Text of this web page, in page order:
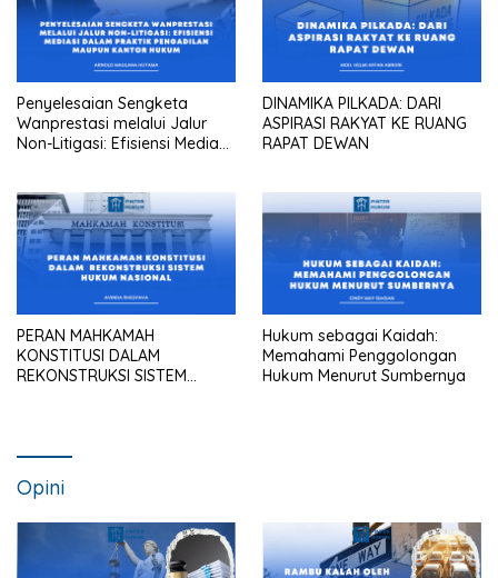
Penyelesaian Sengketa
Wanprestasi melalui Jalur
Non-Litigasi: Efisiensi Mediasi
DINAMIKA PILKADA: DARI
ASPIRASI RAKYAT KE RUANG
RAPAT DEWAN
PERAN MAHKAMAH
KONSTITUSI DALAM
REKONSTRUKSI SISTEM
Hukum sebagai Kaidah:
Memahami Penggolongan
Hukum Menurut Sumbernya
Opini